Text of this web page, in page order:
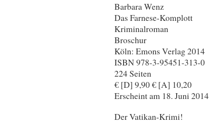
Barbara Wenz
Das Farnese-Komplott
Kriminalroman
Broschur
Köln: Emons Verlag 2014
ISBN 978-3-95451-313-0
224 Seiten
€ [D] 9,90 € [A] 10,20
Erscheint am 18. Juni 2014
Der Vatikan-Krimi!